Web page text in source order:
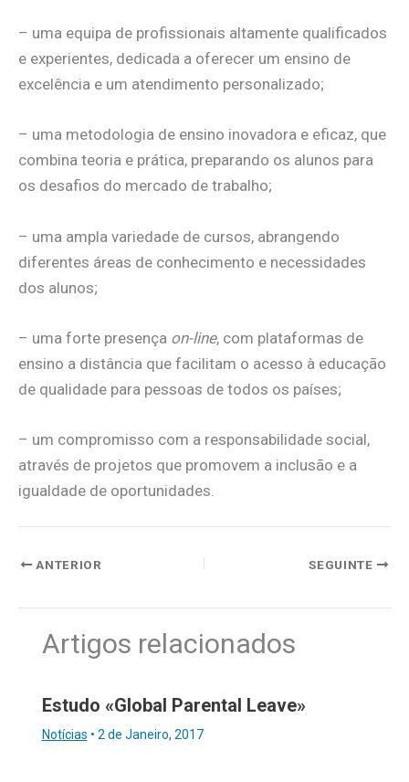
– uma equipa de profissionais altamente qualificados
e experientes, dedicada a oferecer um ensino de
excelência e um atendimento personalizado;
– uma metodologia de ensino inovadora e eficaz, que
combina teoria e prática, preparando os alunos para
os desafios do mercado de trabalho;
– uma ampla variedade de cursos, abrangendo
diferentes áreas de conhecimento e necessidades
dos alunos;
– uma forte presença on-line, com plataformas de
ensino a distância que facilitam o acesso à educação
de qualidade para pessoas de todos os países;
– um compromisso com a responsabilidade social,
através de projetos que promovem a inclusão e a
igualdade de oportunidades.
ANTERIOR SEGUINTE
Artigos relacionados
Estudo «Global Parental Leave»
Notícias • 2 de Janeiro, 2017